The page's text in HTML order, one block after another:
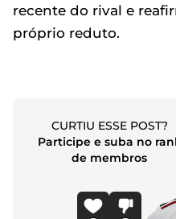
recente do rival e
próprio reduto.
CURTIU ESSE POST?
Participe e suba no
de membros